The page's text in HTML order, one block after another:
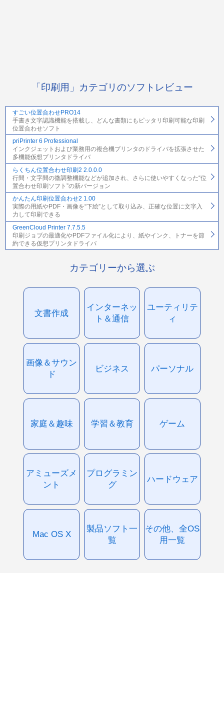
「印刷用」カテゴリのソフトレビュー
すごい位置合わせPRO14
手書き文字認識機能を搭載し、どんな書類にもピッタリ印刷可能な印刷
位置合わせソフト
priPrinter 6 Professional
インクジェットおよび業務用の複合機プリンタのドライバを拡張させた
多機能仮想プリンタドライバ
らくちん位置合わせ印刷2 2.0.0.0
行間・文字間の微調整機能などが追加され、さらに使いやすくなった“位
置合わせ印刷ソフト”の新バージョン
かんたん印刷位置合わせ2 1.00
実際の用紙やPDF・画像を“下絵”として取り込み、正確な位置に文字入
力して印刷できる
GreenCloud Printer 7.7.5.5
印刷ジョブの最適化やPDFファイル化により、紙やインク、トナーを節
約できる仮想プリンタドライバ
カテゴリーから選ぶ
文書作成
インターネッ
ト＆通信
ユーティリテ
ィ
画像＆サウン
ド
ビジネス パーソナル
家庭＆趣味 学習＆教育 ゲーム
アミューズメ
ント
プログラミン
グ
ハードウェア
Mac OS X
製品ソフト一
覧
その他、全OS
用一覧